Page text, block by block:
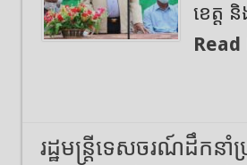
ខេត្ត
រដ្ឋមន្រ្តីទេសចរណ៍ដឹកនាំ